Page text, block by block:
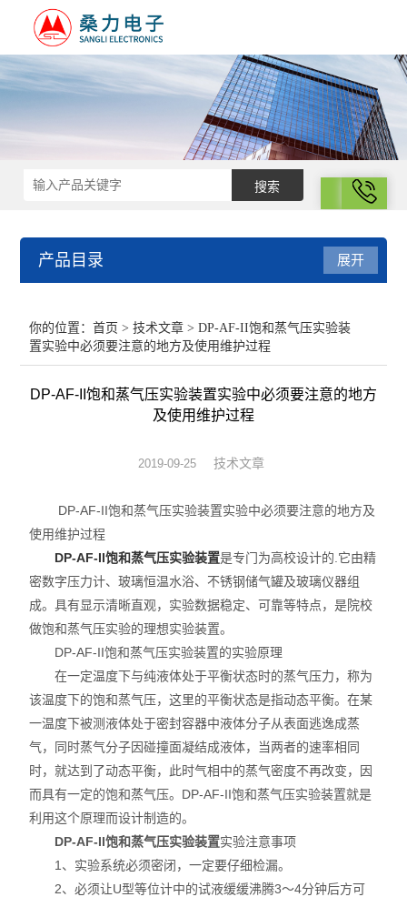
拨号
产品目录
电化学
表面性质与胶体化学部分
热力学
展开
你的位置：首页 >技术文章 > DP-AF-II饱和蒸气压实验装
置实验中必须要注意的地方及使用维护过程
DP-AF-II饱和蒸气压实验装置实验中必须要注意的地方
及使用维护过程
2019-09-25 技术文章
DP-AF-II饱和蒸气压实验装置实验中必须要注意的地方及
使用维护过程
DP-AF-II饱和蒸气压实验装置是专门为高校设计的.它由精
密数字压力计、玻璃恒温水浴、不锈钢储气罐及玻璃仪器组
成。具有显示清晰直观，实验数据稳定、可靠等特点，是院校
做饱和蒸气压实验的理想实验装置。
DP-AF-II饱和蒸气压实验装置的实验原理
在一定温度下与纯液体处于平衡状态时的蒸气压力，称为
该温度下的饱和蒸气压，这里的平衡状态是指动态平衡。在某
一温度下被测液体处于密封容器中液体分子从表面逃逸成蒸
气，同时蒸气分子因碰撞面凝结成液体，当两者的速率相同
时，就达到了动态平衡，此时气相中的蒸气密度不再改变，因
而具有一定的饱和蒸气压。DP-AF-II饱和蒸气压实验装置就是
利用这个原理而设计制造的。
DP-AF-II饱和蒸气压实验装置实验注意事项
1、实验系统必须密闭，一定要仔细检漏。
2、必须让U型等位计中的试液缓缓沸腾3～4分钟后方可